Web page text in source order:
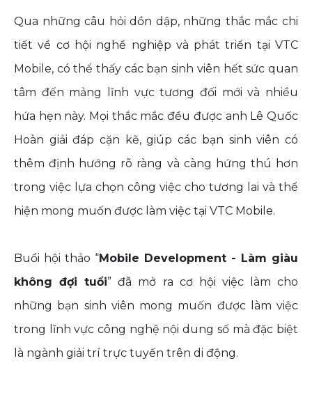
Qua những câu hỏi dồn dập, những thắc mắc chi
tiết về cơ hội nghề nghiệp và phát triển tại VTC
Mobile, có thể thấy các bạn sinh viên hết sức quan
tâm đến mảng lĩnh vực tương đối mới và nhiều
hứa hẹn này. Mọi thắc mắc đều được anh Lê Quốc
Hoàn giải đáp cặn kẽ, giúp các bạn sinh viên có
thêm định hướng rõ ràng và càng hứng thú hơn
trong việc lựa chọn công việc cho tương lai và thể
hiện mong muốn được làm việc tại VTC Mobile.
Buổi hội thảo “Mobile Development - Làm giàu
không đợi tuổi” đã mở ra cơ hội việc làm cho
những bạn sinh viên mong muốn được làm việc
trong lĩnh vực công nghệ nội dung số mà đặc biệt
là ngành giải trí trực tuyến trên di động.